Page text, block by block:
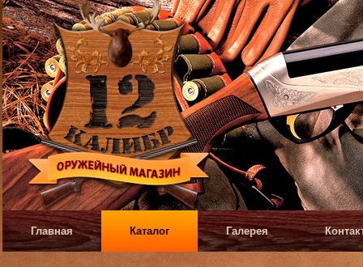
Главная Каталог Галерея